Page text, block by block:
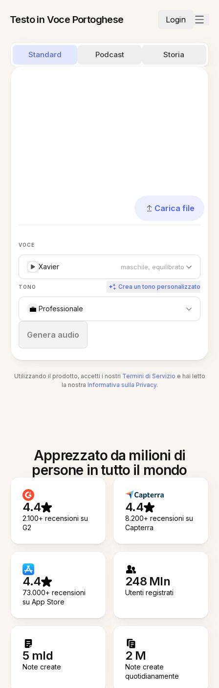
Testo in Voce Portoghese Login
Standard Podcast Storia
Carica file
VOCE
Xavier maschile, equilibrato
TONO Crea un tono personalizzato
💼 Professionale
Genera audio
Ferma
Utilizzando il prodotto, accetti i nostri Termini di Servizio e hai letto
la nostra Informativa sulla Privacy.
Apprezzato da milioni di
persone in tutto il mondo
4.4
2.100+ recensioni su
G2
4.4
8.200+ recensioni su
Capterra
4.4
73.000+ recensioni
su App Store
248 Mln
Utenti registrati
5 mld
Note create
2 M
Note create
quotidianamente